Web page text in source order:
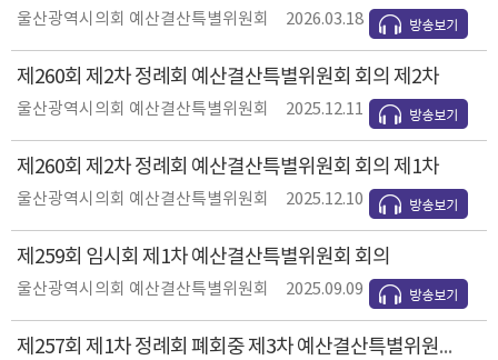
울산광역시의회 예산결산특별위원회 2026.03.18
제260회 제2차 정례회 예산결산특별위원회 회의 제2차
울산광역시의회 예산결산특별위원회 2025.12.11
제260회 제2차 정례회 예산결산특별위원회 회의 제1차
울산광역시의회 예산결산특별위원회 2025.12.10
제259회 임시회 제1차 예산결산특별위원회 회의
울산광역시의회 예산결산특별위원회 2025.09.09
제257회 제1차 정례회 폐회중 제3차 예산결산특별위원회 회의